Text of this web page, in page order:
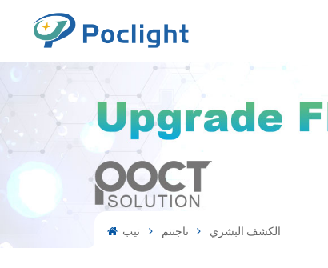
تيب تاجتنم الكشف البشري